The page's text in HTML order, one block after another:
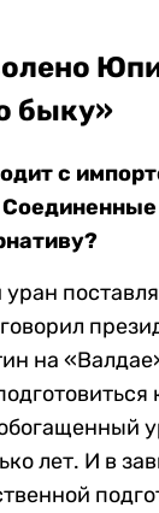
быку»
с
на
лет. И в